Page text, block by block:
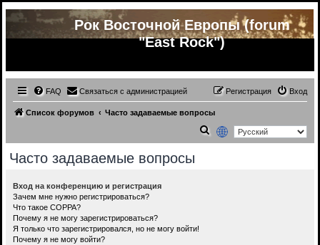
Рок Восточной Европы (forum
"East Rock")
FAQ Связаться с администрацией Вход
Регистрация
Список форумов
Часто задаваемые вопросы
Часто задаваемые вопросы
Вход на конференцию и регистрация
Зачем мне нужно регистрироваться?
Что такое COPPA?
Почему я не могу зарегистрироваться?
Я только что зарегистрировался, но не могу войти!
Почему я не могу войти?